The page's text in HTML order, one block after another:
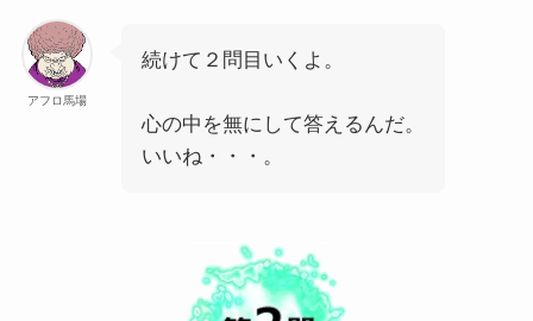
アフロ馬場
続けて２問目いくよ。
心の中を無にして答えるんだ。
いいね・・・。